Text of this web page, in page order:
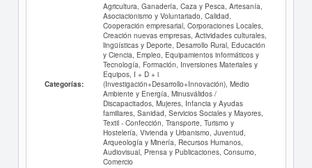
Categorías:
Agricultura, Ganadería, Caza y Pesca, Artesanía,
Asociacionismo y Voluntariado, Calidad,
Cooperación empresarial, Corporaciones Locales,
Creación nuevas empresas, Actividades culturales,
lingüísticas y Deporte, Desarrollo Rural, Educación
y Ciencia, Empleo, Equipamientos informáticos y
Tecnología, Formación, Inversiones Materiales y
Equipos, I + D + i
(Investigación+Desarrollo+Innovación), Medio
Ambiente y Energía, Minusválidos /
Discapacitados, Mujeres, Infancia y Ayudas
familiares, Sanidad, Servicios Sociales y Mayores,
Textil - Confección, Transporte, Turismo y
Hostelería, Vivienda y Urbanismo, Juventud,
Arqueología y Minería, Recursos Humanos,
Audiovisual, Prensa y Publicaciones, Consumo,
Comercio